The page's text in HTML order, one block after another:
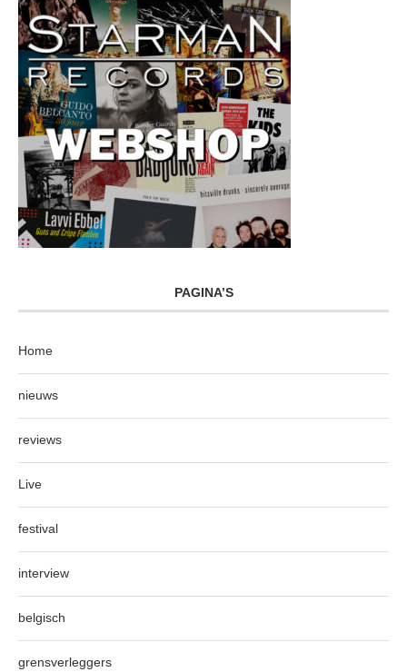
PAGINA’S
Home
nieuws
reviews
Live
festival
interview
belgisch
grensverleggers